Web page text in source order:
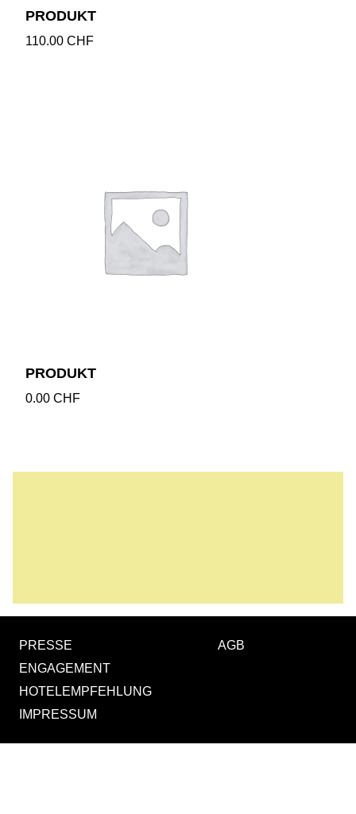
PRODUKT
110.00 CHF
PRODUKT
0.00 CHF
PRESSE
ENGAGEMENT
HOTELEMPFEHLUNG
IMPRESSUM
AGB